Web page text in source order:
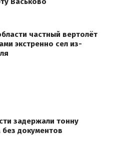
частный вертолёт
экстренно сел из-
задержали тонну
документов